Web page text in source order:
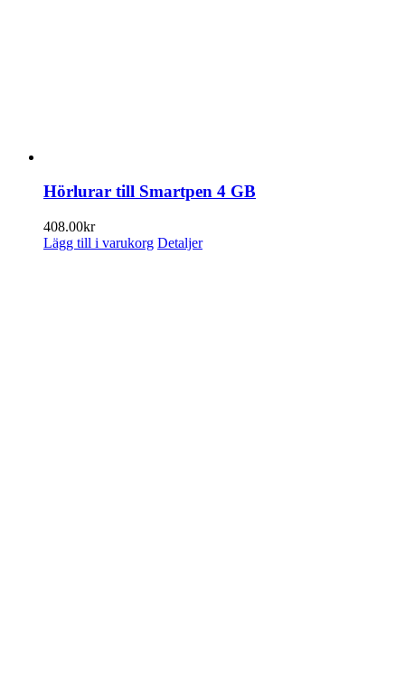
Hörlurar till Smartpen 4 GB
408.00kr
Lägg till i varukorg Detaljer